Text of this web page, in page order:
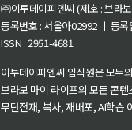
㈜이투데이피엔씨 (제호 : 브라
등록번호 : 서울아02992 ㅣ 등
ISSN : 2951-4681
이투데이피엔씨 임직원은 모두
브라보 마이 라이프의 모든 콘
무단전재, 복사, 재배포, AI학습